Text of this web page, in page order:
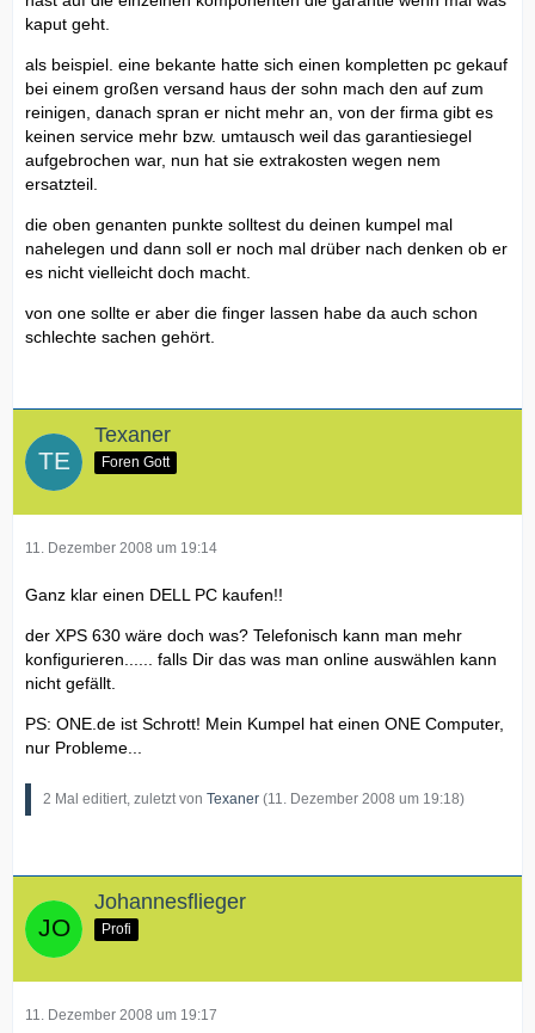
kaput geht.
als beispiel. eine bekante hatte sich einen kompletten pc gekauf
bei einem großen versand haus der sohn mach den auf zum
reinigen, danach spran er nicht mehr an, von der firma gibt es
keinen service mehr bzw. umtausch weil das garantiesiegel
aufgebrochen war, nun hat sie extrakosten wegen nem
ersatzteil.
die oben genanten punkte solltest du deinen kumpel mal
nahelegen und dann soll er noch mal drüber nach denken ob er
es nicht vielleicht doch macht.
von one sollte er aber die finger lassen habe da auch schon
schlechte sachen gehört.
Texaner
Foren Gott
11. Dezember 2008 um 19:14
Ganz klar einen DELL PC kaufen!!
der XPS 630 wäre doch was? Telefonisch kann man mehr
konfigurieren...... falls Dir das was man online auswählen kann
nicht gefällt.
PS: ONE.de ist Schrott! Mein Kumpel hat einen ONE Computer,
nur Probleme...
2 Mal editiert, zuletzt von Texaner (11. Dezember 2008 um 19:18)
Johannesflieger
Profi
11. Dezember 2008 um 19:17